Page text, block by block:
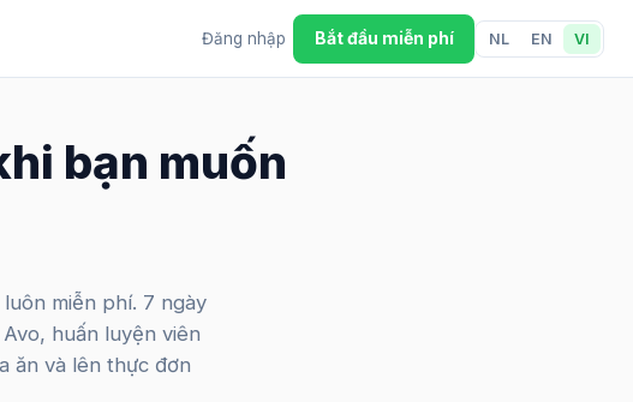
Đăng nhập Bắt đầu miễn phí NL EN VI
bạn muốn
miễn phí. 7 ngày
huấn luyện viên
ăn và lên thực đơn